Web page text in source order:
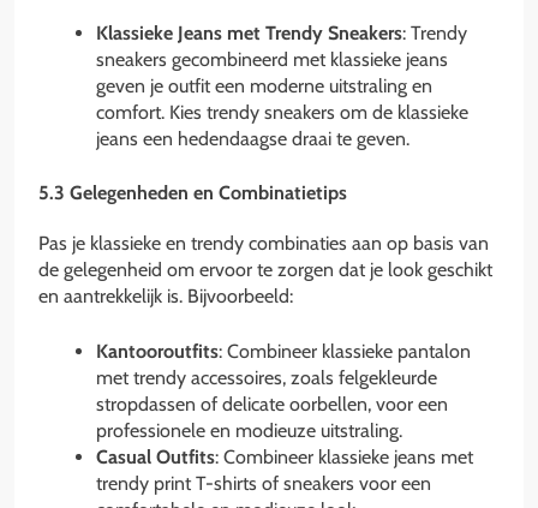
Klassieke Jeans met Trendy Sneakers: Trendy
sneakers gecombineerd met klassieke jeans
geven je outfit een moderne uitstraling en
comfort. Kies trendy sneakers om de klassieke
jeans een hedendaagse draai te geven.
5.3 Gelegenheden en Combinatietips
Pas je klassieke en trendy combinaties aan op basis van
de gelegenheid om ervoor te zorgen dat je look geschikt
en aantrekkelijk is. Bijvoorbeeld:
Kantooroutfits: Combineer klassieke pantalon
met trendy accessoires, zoals felgekleurde
stropdassen of delicate oorbellen, voor een
professionele en modieuze uitstraling.
Casual Outfits: Combineer klassieke jeans met
trendy print T-shirts of sneakers voor een